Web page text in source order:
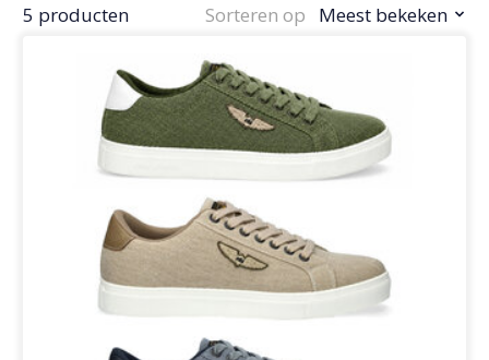
5 producten Sorteren op Meest bekeken